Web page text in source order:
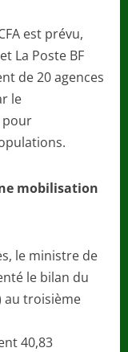
est prévu,
La Poste BF
de 20 agences
le
pour
mobilisation
le ministre de
le bilan du
au troisième
40,83